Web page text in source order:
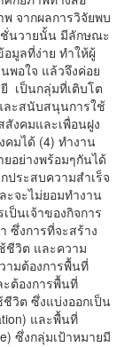
จากผลการวิจัยพบ
ชั่นวายนั้น มีลักษณะ
มูลที่ง่าย ทำให้ผู้
พอใจ แล้วจึงค่อย
เป็นกลุ่มที่เติบโต
ละสนับสนุนการใช้
งคมและเพื่อนฝูง
มได้ (4) ทำงาน
อย่างพร้อมๆกันได้
ประสบความสำเร็จ
ะจะไม่ยอมทำงาน
ป็นเจ้าของกิจการ
ซึ่งการที่จะสร้าง
ชีวิต และความ
ามต้องการพื้นที่
ต้องการพื้นที่
วิต ซึ่งแบ่งออกเป็น
และพื้นที่
ซึ่งกลุ่มเป้าหมายมี